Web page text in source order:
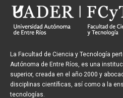
La Facultad de Ciencia y Tecnología
Autónoma de Entre Ríos, es una
superior, creada en el año 2000 y
disciplinas científicas, así como a la
tecnologías.